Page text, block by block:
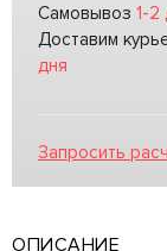
Самовывоз 1-2
Доставим
дня
Запросить
ОПИСАНИЕ